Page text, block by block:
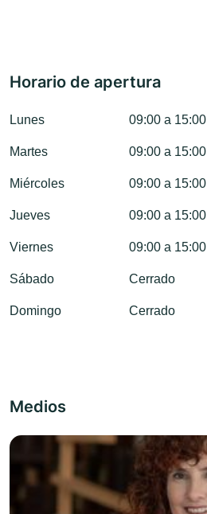
Horario de apertura
Lunes 09:00 a 15:00
Martes 09:00 a 15:00
Miércoles 09:00 a 15:00
Jueves 09:00 a 15:00
Viernes 09:00 a 15:00
Sábado Cerrado
Domingo Cerrado
Medios